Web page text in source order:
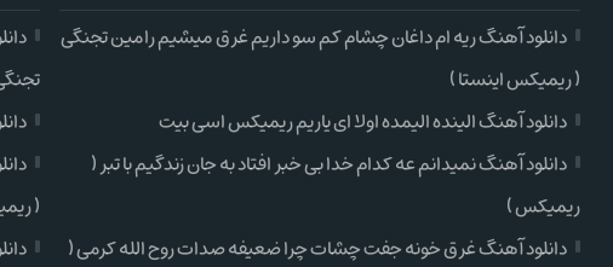
دانلود آهنگ ریه ام داغان چشام کم سو داریم غرق میشیم رامین تجنگی
( ریمیکس اینستا )
دانلود آهنگ الینده الیمده اولا ای یاریم ریمیکس اسی بیت
دانلود آهنگ نمیدانم عه کدام خدا بی خبر افتاد به جان زندگیم با تبر (
ریمیکس )
دانلود آهنگ غرق خونه جفت چشات چرا ضعیفه صدات روح الله کرمی (
(